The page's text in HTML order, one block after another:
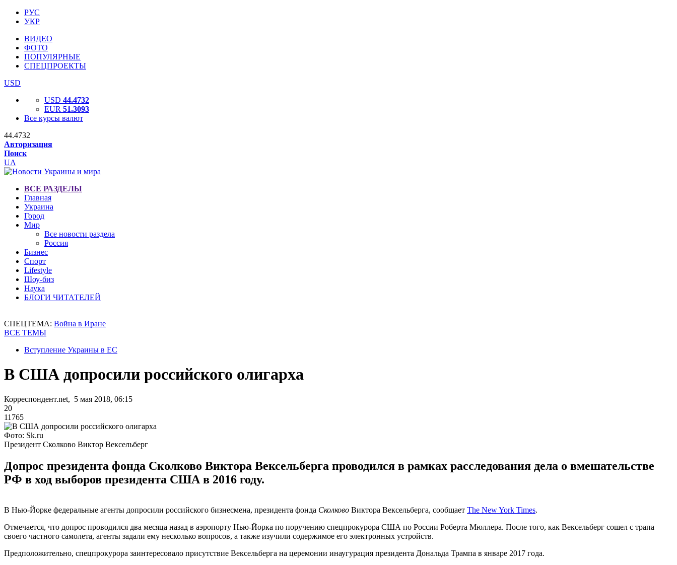
РУС
УКР
ВИДЕО
ФОТО
ПОПУЛЯРНЫЕ
СПЕЦПРОЕКТЫ
USD
USD 44.4732
EUR 51.3093
Все курсы валют
44.4732
Авторизация
Поиск
UA
ВСЕ РАЗДЕЛЫ
Главная
Украина
Город
Мир
Все новости раздела
Россия
Бизнес
Спорт
Lifestyle
Шоу-биз
Наука
БЛОГИ ЧИТАТЕЛЕЙ
СПЕЦТЕМА: Война в Иране
ВСЕ ТЕМЫ
Вступление Украины в ЕС
В США допросили российского олигарха
Корреспондент.net, 5 мая 2018, 06:15
20
11765
Фото: Sk.ru
Президент Сколково Виктор Вексельберг
Допрос президента фонда Сколково Виктора Вексельберга проводился в рамках расследования дела о вмешательстве
РФ в ход выборов президента США в 2016 году.
В Нью-Йорке федеральные агенты допросили российского бизнесмена, президента фонда Сколково Виктора Вексельберга, сообщает The New York Times.
Отмечается, что допрос проводился два месяца назад в аэропорту Нью-Йорка по поручению спецпрокурора США по России Роберта Мюллера. После того, как Вексельберг сошел с трапа
своего частного самолета, агенты задали ему несколько вопросов, а также изучили содержимое его электронных устройств.
Предположительно, спецпрокурора заинтересовало присутствие Вексельберга на церемонии инаугурация президента Дональда Трампа в январе 2017 года.